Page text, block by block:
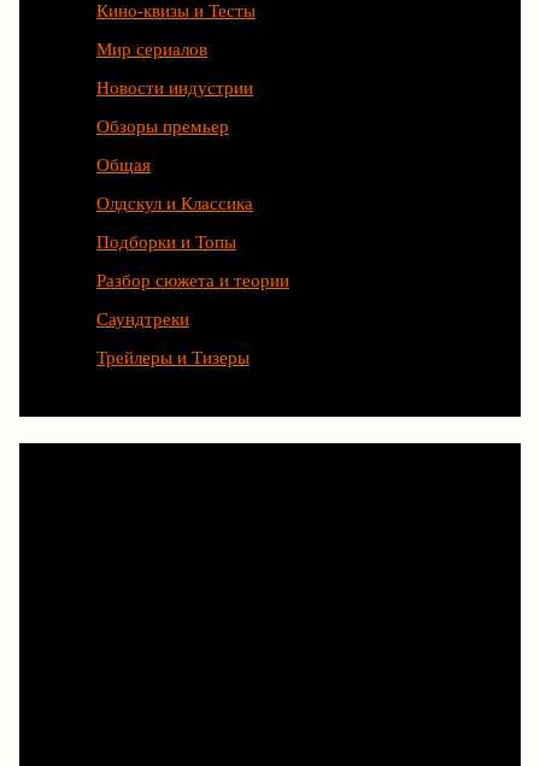
Кино-квизы и Тесты
Мир сериалов
Новости индустрии
Обзоры премьер
Общая
Олдскул и Классика
Подборки и Топы
Разбор сюжета и теории
Саундтреки
Трейлеры и Тизеры